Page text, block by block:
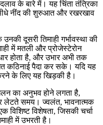
के बारे में। यह चिंता तंत्रिका
नींद की शुरुआत और रखरखाव
दूसरी तिमाही गर्भावस्था की
में मतली और प्रोजेस्टेरोन
होता है, और उभार अभी तक
कठिनाई पैदा कर सके। यदि यह
के लिए यह खिड़की है।
का अनुभव होने लगता है,
समय। ज्वलंत, भावनात्मक
विशिष्ट विशेषता, जिसकी चर्चा
में उभरती है।